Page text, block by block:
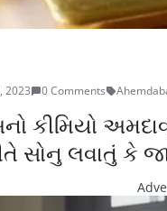
2023 0 Comments
કીમિયો
સોનુ લવાતું કે